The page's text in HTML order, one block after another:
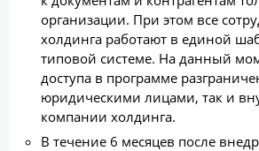
организации. При этом все
холдинга работают в единой
типовой системе. На данный
доступа в программе
юридическими лицами, так и
компании холдинга.
В течение 6 месяцев после